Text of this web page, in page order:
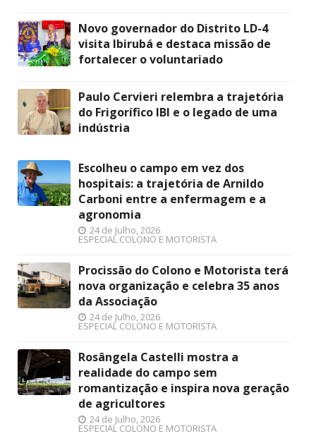
Novo governador do Distrito LD-4
visita Ibirubá e destaca missão de
fortalecer o voluntariado
Paulo Cervieri relembra a trajetória
do Frigorífico IBI e o legado de uma
indústria
Escolheu o campo em vez dos
hospitais: a trajetória de Arnildo
Carboni entre a enfermagem e a
agronomia
24 de Julho, 2026
ESPECIAL COLONO E MOTORISTA
Procissão do Colono e Motorista terá
nova organização e celebra 35 anos
da Associação
24 de Julho, 2026
ESPECIAL COLONO E MOTORISTA
Rosângela Castelli mostra a
realidade do campo sem
romantização e inspira nova geração
de agricultores
24 de Julho, 2026
ESPECIAL COLONO E MOTORISTA